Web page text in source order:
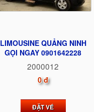
LIMOUSINE QUẢNG NINH
GỌI NGAY 0901642228
2000012
0 đ
ĐẶT VÉ